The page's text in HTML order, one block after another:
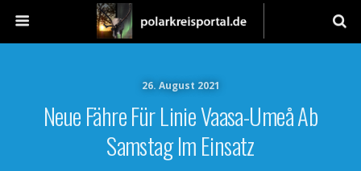
26. August 2021
Neue Fähre Für Linie Vaasa-Umeå Ab
Samstag Im Einsatz